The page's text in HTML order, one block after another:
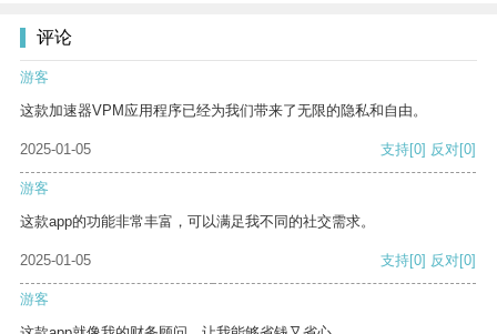
评论
游客
这款加速器VPM应用程序已经为我们带来了无限的隐私和自由。
2025-01-05 支持[0] 反对[0]
游客
这款app的功能非常丰富，可以满足我不同的社交需求。
2025-01-05 支持[0] 反对[0]
游客